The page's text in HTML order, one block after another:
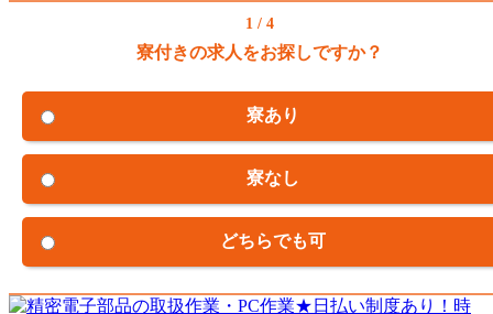
1 / 4
寮付きの求人をお探しですか？
寮あり
寮なし
どちらでも可